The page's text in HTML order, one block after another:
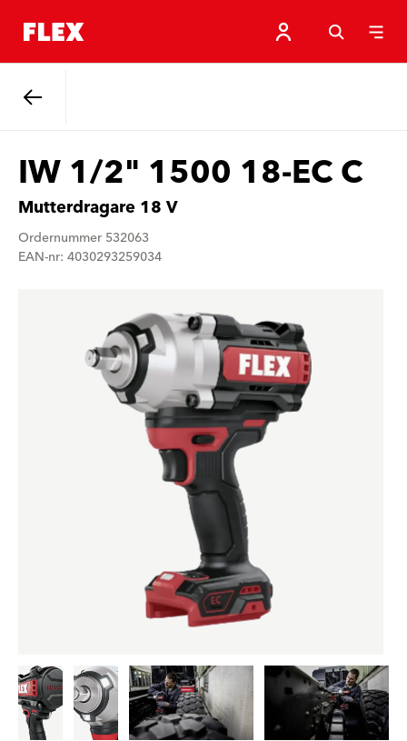
IW 1/2" 1500 18-EC C
Mutterdragare 18 V
Ordernummer 532063
EAN-nr: 4030293259034